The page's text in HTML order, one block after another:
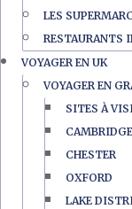
LES
RESTAURANTS
VOYAGER EN UK
VOYAGER EN
SITES À
CAMBRIDGE
CHESTER
OXFORD
LAKE